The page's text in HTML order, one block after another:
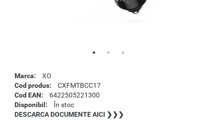
Marca:
XO
Cod produs:
CXFMTBCC17
Cod EAN:
6422505221300
Disponibil:
În stoc
DESCARCA DOCUMENTE AICI ❯❯❯